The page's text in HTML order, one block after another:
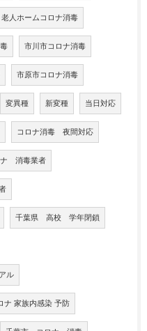
老人ホームコロナ消毒
市川市コロナ消毒
市原市コロナ消毒
変異種 新変種 当日対応
コロナ消毒 夜間対応
消毒業者
千葉県 高校 学年閉鎖
ル
ナ 家族内感染 予防